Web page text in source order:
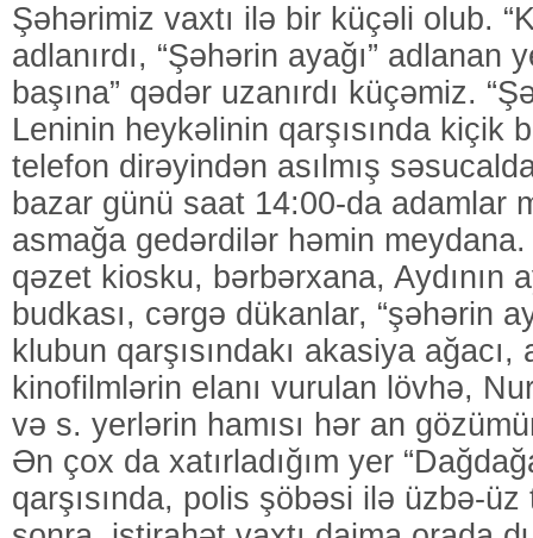
Şəhərimiz vaxtı ilə bir küçəli olub.
adlanırdı, “Şəhərin ayağı” adlanan
başına” qədər uzanırdı küçəmiz.
Leninin heykəlinin qarşısında kiçik
telefon dirəyindən asılmış
bazar günü saat 14:00-da adamlar
asmağa gedərdilər həmin
qəzet kiosku, bərbərxana, Aydının
budkası, cərgə dükanlar, “şəhərin
klubun qarşısındakı akasiya ağacı,
kinofilmlərin elanı vurulan lövhə,
və s. yerlərin hamısı hər an
Ən çox da xatırladığım yer
qarşısında, polis şöbəsi ilə üzbə-